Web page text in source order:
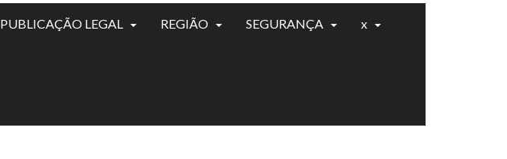
PUBLICAÇÃO LEGAL REGIÃO SEGURANÇA x